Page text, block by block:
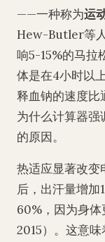
——一种称为运
Hew-Butler等
响5-15%的马拉
体是在4小时以
释血钠的速度比
为什么计算器
的原因。
热适应显著改变
后，出汗量增
60%，因为身
2015）。这意